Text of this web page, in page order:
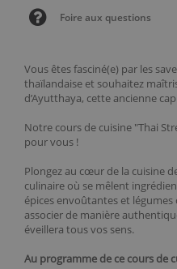
Vous êtes fasciné(e) par les
thaïlandaise et souhaitez
d’Ayutthaya, cette ancienne
Notre cours de cuisine "Thai
pour vous !
Plongez au cœur de la cuisine
culinaire où se mêlent
épices envoûtantes et
associer de manière
éveillera tous vos sens.
Au programme de ce cours de
Foire aux questions